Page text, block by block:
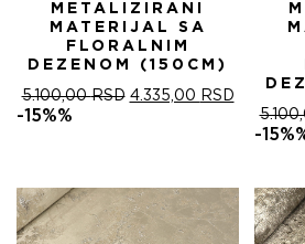
METALIZIRANI
MATERIJAL SA
FLORALNIM
DEZENOM (150CM)
5.100,00RSD ОРИГИНАЛНА
4.335,00 RSD
ЦЕНА
-15%%
-